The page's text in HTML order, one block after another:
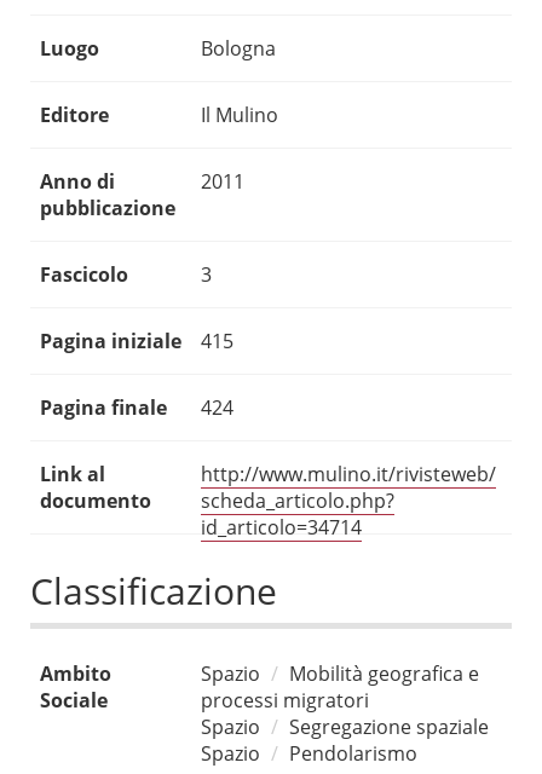
Luogo Bologna
Editore Il Mulino
Anno di
pubblicazione
2011
Fascicolo 3
Pagina iniziale 415
Pagina finale 424
Link al
documento
http://www.mulino.it/rivisteweb/
scheda_articolo.php?
id_articolo=34714
Classificazione
Ambito
Sociale
Spazio
Mobilità geografica e
processi migratori
Spazio
Segregazione spaziale
Spazio
Pendolarismo